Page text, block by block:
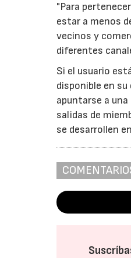
"Para
estar a menos
vecinos y
diferentes
Si el usuario
disponible en
apuntarse a una
salidas de
se desarrollen